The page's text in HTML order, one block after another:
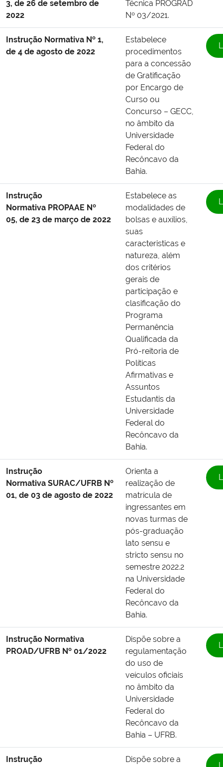
3, de 26 de setembro de
2022
Técnica PROGRAD
Nº 03/2021.
Instrução Normativa Nº 1,
de 4 de agosto de 2022
Estabelece
procedimentos
para a concessão
de Gratificação
por Encargo de
Curso ou
Concurso – GECC,
no âmbito da
Universidade
Federal do
Recôncavo da
Bahia.
Instrução
Normativa PROPAAE Nº
05, de 23 de março de 2022
Estabelece as
modalidades de
bolsas e auxílios,
suas
caracteristicas e
natureza, além
dos critérios
gerais de
participação e
clasificação do
Programa
Permanência
Qualificada da
Pró-reitoria de
Políticas
Afirmativas e
Assuntos
Estudantis da
Universidade
Federal do
Recôncavo da
Bahia.
Instrução
Normativa SURAC/UFRB Nº
01, de 03 de agosto de 2022
Orienta a
realização de
matrícula de
ingressantes em
novas turmas de
pós-graduação
lato sensu e
stricto sensu no
semestre 2022.2
na Universidade
Federal do
Recôncavo da
Bahia.
Instrução Normativa
PROAD/UFRB Nº 01/2022
Dispõe sobre a
regulamentação
do uso de
veículos oficiais
no âmbito da
Universidade
Federal do
Recôncavo da
Bahia – UFRB.
Instrução
Dispõe sobre a